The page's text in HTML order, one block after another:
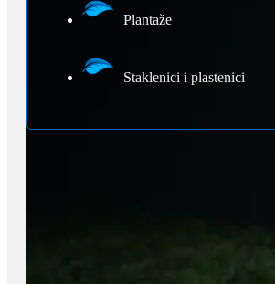
Plantaže
Staklenici i plastenici